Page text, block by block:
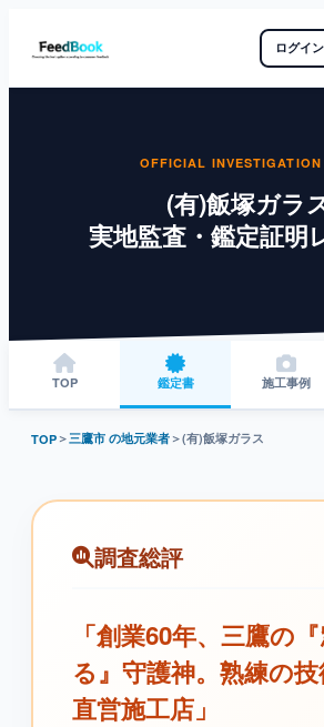
ログイン
OFFICIAL
(有)飯塚ガラ
実地監査・鑑定証明
TOP 鑑定書 施工事例
TOP＞三鷹市 の地元業者＞(有)飯塚ガラス
調査総評
「創業60年、三鷹の
る』守護神。熟練の
直営施工店」